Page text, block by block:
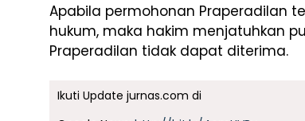
Apabila permohonan Praperadilan
hukum, maka hakim menjatuhkan
Praperadilan tidak dapat diterima.
Ikuti Update jurnas.com di